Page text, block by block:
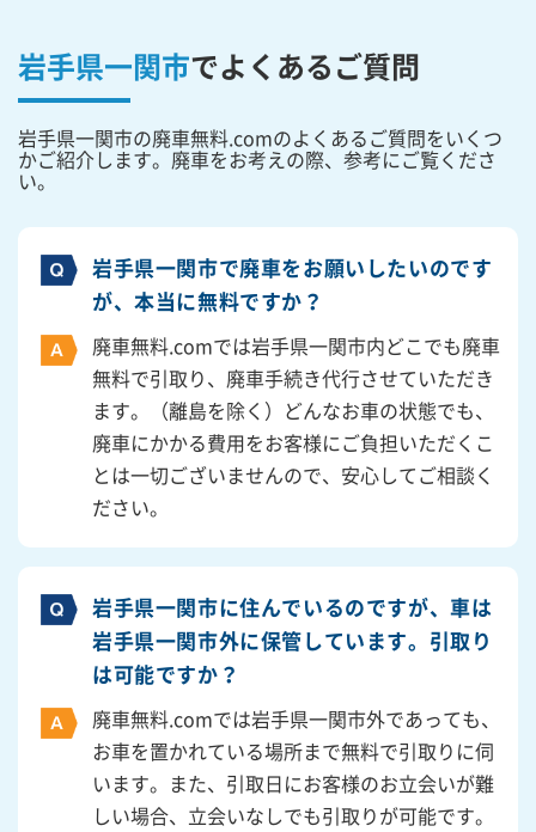
岩手県一関市でよくあるご質問
岩手県一関市の廃車無料.comのよくあるご質問をいくつ
かご紹介します。廃車をお考えの際、参考にご覧くださ
い。
岩手県一関市で廃車をお願いしたいのです
が、本当に無料ですか？
廃車無料.comでは岩手県一関市内どこでも廃車
無料で引取り、廃車手続き代行させていただき
ます。（離島を除く）どんなお車の状態でも、
廃車にかかる費用をお客様にご負担いただくこ
とは一切ございませんので、安心してご相談く
ださい。
岩手県一関市に住んでいるのですが、車は
岩手県一関市外に保管しています。引取り
は可能ですか？
廃車無料.comでは岩手県一関市外であっても、
お車を置かれている場所まで無料で引取りに伺
います。また、引取日にお客様のお立会いが難
しい場合、立会いなしでも引取りが可能です。